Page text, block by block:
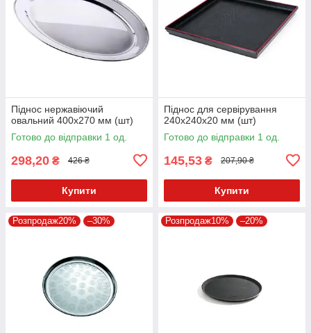
Піднос нержавіючий
овальний 400х270 мм (шт)
Готово до відправки 1 од.
298,20 ₴ 426 ₴
Купити
Піднос для сервірування
240х240х20 мм (шт)
Готово до відправки 1 од.
145,53 ₴ 207,90 ₴
Купити
Розпродаж20% –30% Розпродаж10% –20%